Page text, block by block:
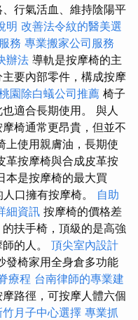
行氣活血、維持陰陽平
明 改善法令紋的醫美選
務 專業搬家公司服務
辦法 導軌是按摩椅的主
要內部零件，構成按摩
園除白蟻公司推薦 椅子
適合長期使用。 與人
椅通常更昂貴，但並不
上使用親膚油，長期使
革按摩椅與合成皮革按
本是按摩椅的最大買
口擁有按摩椅。 自助
細資訊 按摩椅的價格差
扶手椅，頂級的是高強
的人。 頂尖室內設計
發椅家用全身倉多功能
療程 台南律師的專業建
路徑，可按摩人體六個
竹月子中心選擇 專業抓